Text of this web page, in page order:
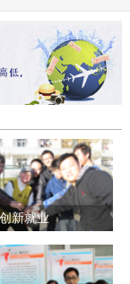
魄、锤炼坚韧意
、协作意识转化
凝心聚力、笃行
高质量发展的崭
展演。 健康
谊舞翩跹起舞，
旋转与迈步间绽
团
力，音符与舞步
聚团结力量，共
院2026年春季田
践教学基地，打
化队伍建设。通
观摩交流等形
、作风正的党务
动深度融合。把
科研创新、人才
让党建引领下的
校规范发展，也
在共同见
《党建和思想政
约不
搭建起常态化、
三方在更广领
了坚实基础。相
深化交流，推动
新就业